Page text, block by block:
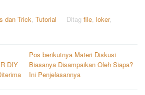
dan Trick, Tutorial Ditag file, loker,
DIY
Pos berikutnyaMateri Diskusi
Biasanya Disampaikan Oleh Siapa?
Ini Penjelasannya